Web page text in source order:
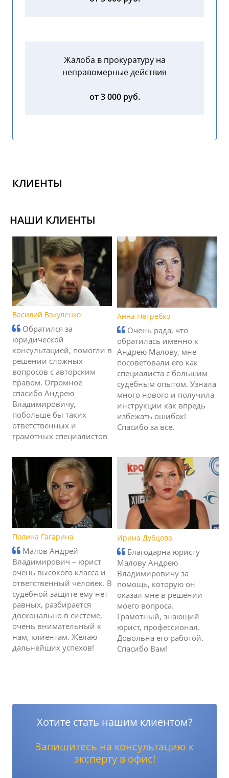
Жалоба в прокуратуру на
неправомерные действия
от 3 000 руб.
КЛИЕНТЫ
НАШИ КЛИЕНТЫ
Василий Вакуленко
Обратился за
юридической
консультацией, помогли в
решении сложных
вопросов с авторским
правом. Огромное
спасибо Андрею
Владимировичу,
побольше бы таких
ответственных и
грамотных специалистов
Анна Нетребко
Очень рада, что
обратилась именно к
Андрею Малову, мне
посоветовали его как
специалиста с большим
судебным опытом. Узнала
много нового и получила
инструкции как впредь
избежать ошибок!
Спасибо за все.
Полина Гагарина
Малов Андрей
Владимирович – юрист
очень высокого класса и
ответственный человек. В
судебной защите ему нет
равных, разбирается
досконально в системе,
очень внимательный к
нам, клиентам. Желаю
дальнейших успехов!
Ирина Дубцова
Благодарна юристу
Малову Андрею
Владимировичу за
помощь, которую он
оказал мне в решении
моего вопроса.
Грамотный, знающий
юрист, профессионал.
Довольна его работой.
Спасибо Вам!
Хотите стать нашим клиентом?
Запишитесь на консультацию к
эксперту в офис!